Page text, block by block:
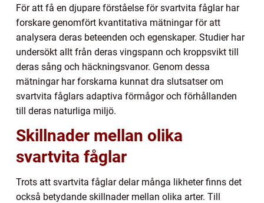
För att få en djupare förståelse för svartvita fåglar har
forskare genomfört kvantitativa mätningar för att
analysera deras beteenden och egenskaper. Studier har
undersökt allt från deras vingspann och kroppsvikt till
deras sång och häckningsvanor. Genom dessa
mätningar har forskarna kunnat dra slutsatser om
svartvita fåglars adaptiva förmågor och förhållanden
till deras naturliga miljö.
Skillnader mellan olika
svartvita fåglar
Trots att svartvita fåglar delar många likheter finns det
också betydande skillnader mellan olika arter. Till